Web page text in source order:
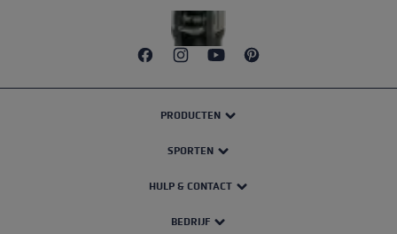
PRODUCTEN
SPORTEN
HULP & CONTACT
BEDRIJF